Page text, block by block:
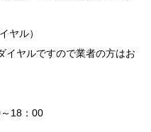
ヤル）
イヤルですので業者の方はお
18：00